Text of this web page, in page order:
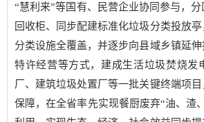
“慧利来”等国有、民营企业协同参与，
回收柜、同步配建标准化垃圾分类投放
分类设施全覆盖，并逐步向县域乡镇延伸
特许经营等方式，建成生活垃圾焚烧发
厂、建筑垃圾处置厂等一批关键终端项
保障，在全省率先实现餐厨废弃“油、渣